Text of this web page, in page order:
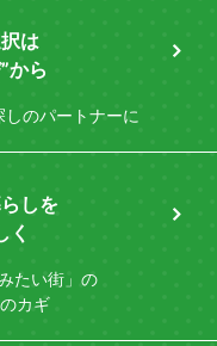
は
から
しのパートナーに
しを
く
たい街」の
カギ